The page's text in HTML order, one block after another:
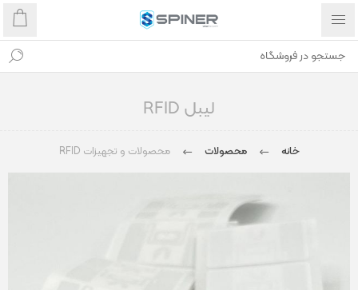
لیبل RFID
خانه محصولات محصولات و تجهیزات RFID